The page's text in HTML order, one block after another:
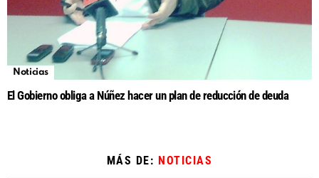
Noticias
El Gobierno obliga a Núñez hacer un plan de reducción de deuda
MÁS DE: NOTICIAS